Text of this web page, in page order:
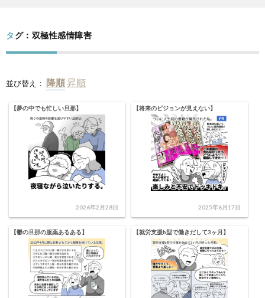
タグ：双極性感情障害
並び替え：
【夢の中でも忙しい旦那】
2026年2月28日
【将来のビジョンが見えない】
2025年6月17日
【鬱の旦那の服薬あるある】 【就労支援b型で働きだして3ヶ月】